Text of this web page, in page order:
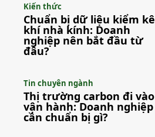
Kiến thức
Chuẩn bị dữ liệu kiểm kê
khí nhà kính: Doanh
nghiệp nên bắt đầu từ
đâu?
Tin chuyên ngành
Thị trường carbon đi vào
vận hành: Doanh nghiệp
cần chuẩn bị gì?